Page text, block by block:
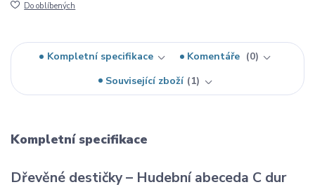
Do oblíbených
Kompletní specifikace Komentáře
0
Související zboží
1
Kompletní specifikace
Dřevěné destičky – Hudební abeceda C dur